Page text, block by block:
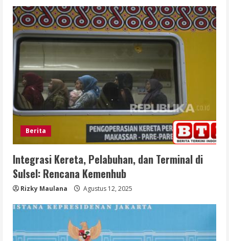
Berita
Integrasi Kereta, Pelabuhan, dan Terminal di
Sulsel: Rencana Kemenhub
Rizky Maulana Agustus 12, 2025